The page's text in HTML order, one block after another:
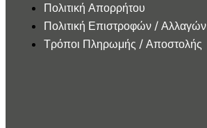
Πολιτική Απορρήτου
Πολιτική Επιστροφών / Αλλαγών
Τρόποι Πληρωμής / Αποστολής